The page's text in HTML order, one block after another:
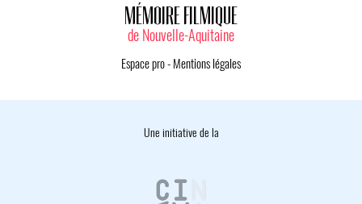
MÉMOIRE FILMIQUE
de Nouvelle-Aquitaine
Espace pro- Mentions légales
Une initiative de la